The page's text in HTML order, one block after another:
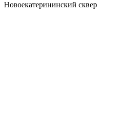
Новоекатерининский сквер